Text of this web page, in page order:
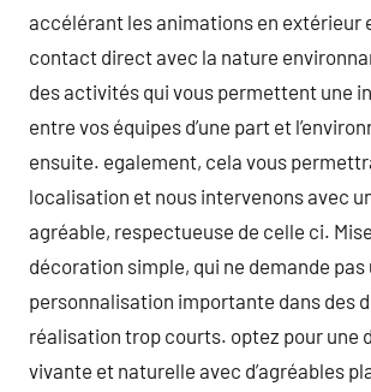
accélérant les animations en extérieur
contact direct avec la nature
des activités qui vous permettent une
entre vos équipes d’une part et
ensuite. egalement, cela vous
localisation et nous intervenons avec
agréable, respectueuse de celle ci.
décoration simple, qui ne demande pas
personnalisation importante dans des
réalisation trop courts. optez pour une
vivante et naturelle avec d’agréables